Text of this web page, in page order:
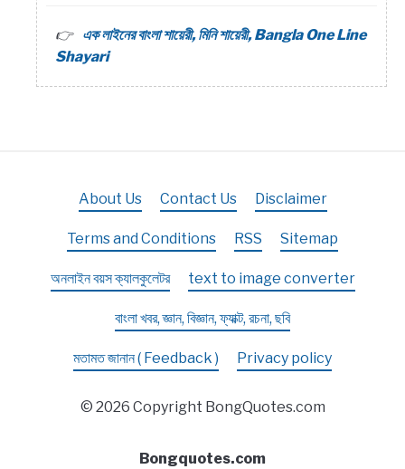
এক লাইনের বাংলা শায়েরী, মিনি শায়েরী, Bangla One Line
Shayari
About Us Contact Us Disclaimer
Terms and Conditions RSS Sitemap
অনলাইন বয়স ক্যালকুলেটর text to image converter
বাংলা খবর, জ্ঞান, বিজ্ঞান, ফ্যাক্ট, রচনা, ছবি
মতামত জানান ( Feedback ) Privacy policy
© 2026 Copyright BongQuotes.com
Bongquotes.com